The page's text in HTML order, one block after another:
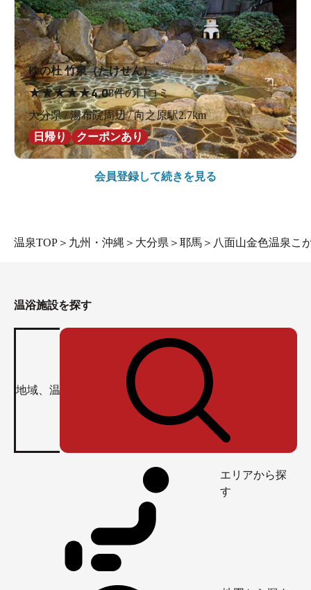
ゆの杜 竹泉（たけせん）
★★★★★4.08件の口コミ
大分県 / 湯布院周辺 / 向之原駅2.7km
日帰り
クーポンあり
会員登録して続きを見る
温泉TOP ＞ 九州・沖縄 ＞ 大分県 ＞ 耶馬 ＞ 八面山金色温泉こ
温浴施設を探す
エリアから探
す